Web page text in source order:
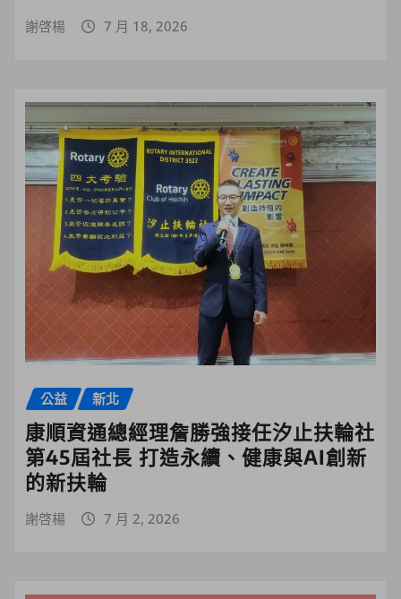
謝啓楊 7 月 18, 2026
公益 新北
康順資通總經理詹勝強接任汐止扶輪社
第45屆社長 打造永續、健康與AI創新
的新扶輪
謝啓楊 7 月 2, 2026